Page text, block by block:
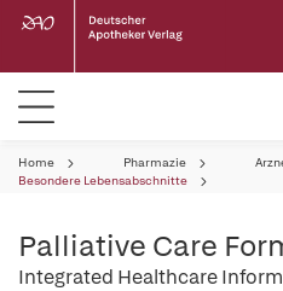
Home Pharmazie
Besondere Lebensabschnitte
Palliative Care
Integrated Healthcare